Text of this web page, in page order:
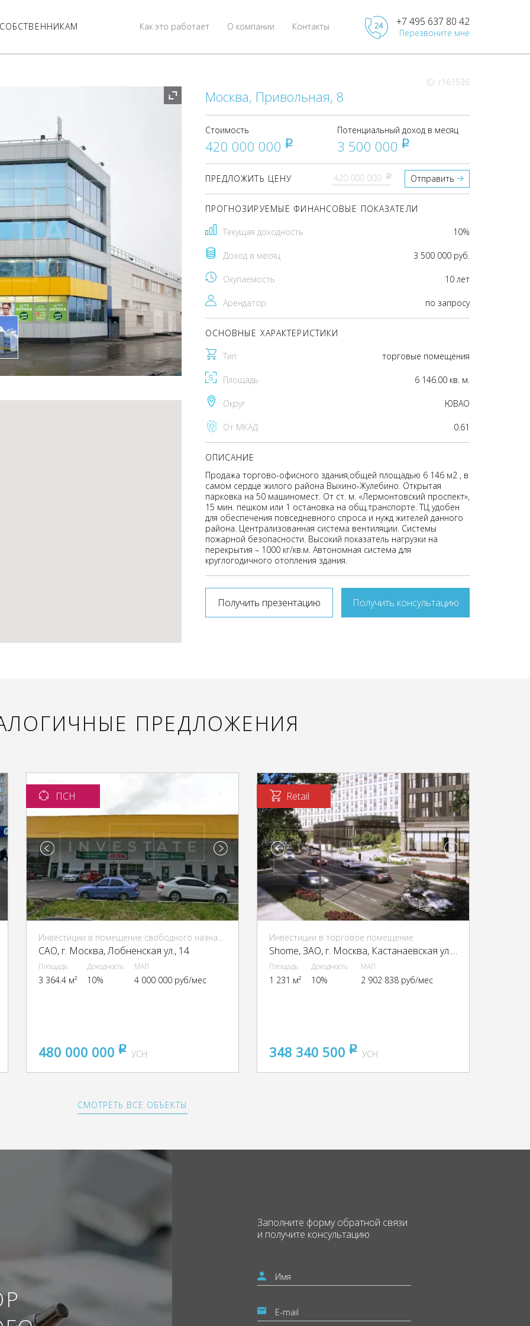
Контакты
О компании
Как это работает +7 495 637 80 42
Перезвоните мне
ID: r161536
Москва, Привольная, 8
Стоимость
420 000 000 pуб
Потенциальный доход в месяц
3 500 000 pуб
ПРЕДЛОЖИТЬ ЦЕНУ pуб Отправить
ПРОГНОЗИРУЕМЫЕ ФИНАНСОВЫЕ ПОКАЗАТЕЛИ
Текущая доходность 10%
Доход в месяц 3 500 000 руб.
Окупаемость 10 лет
Арендатор по запросу
ОСНОВНЫЕ ХАРАКТЕРИСТИКИ
Тип торговые помещения
Площадь 6 146.00 кв. м.
Округ ЮВАО
От МКАД 0.61
ОПИСАНИЕ
Продажа торгово-офисного здания,общей площадью 6 146 м2 , в
самом сердце жилого района Выхино-Жулебино. Открытая
парковка на 50 машиномест. От ст. м. «Лермонтовский проспект»,
15 мин. пешком или 1 остановка на общ.транспорте. ТЦ удобен
для обеспечения повседневного спроса и нужд жителей данного
района. Централизованная система вентиляции. Системы
пожарной безопасности. Высокий показатель нагрузки на
перекрытия – 1000 кг/кв.м. Автономная система для
круглогодичного отопления здания.
Получить презентацию Получить консультацию
ПРЕДЛОЖЕНИЯ
ПСН
Инвестиции в помещение свободного назначения (ПСН)
CАО, г. Москва, Лобненская ул., 14
Площадь
3 364.4 м²
Доходность
10%
МАП
4 000 000 руб/мес
480 000 000 pуб
УСН
Retail
Инвестиции в торговое помещение
Shome, ЗАО, г. Москва, Кастанаевская ул., 66
Площадь
1 231 м²
Доходность
10%
МАП
2 902 838 руб/мес
348 340 500 pуб
УСН
СМОТРЕТЬ ВСЕ ОБЪЕКТЫ
Заполните формуобратной связи
и получите консультацию